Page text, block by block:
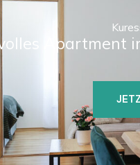
Apartment